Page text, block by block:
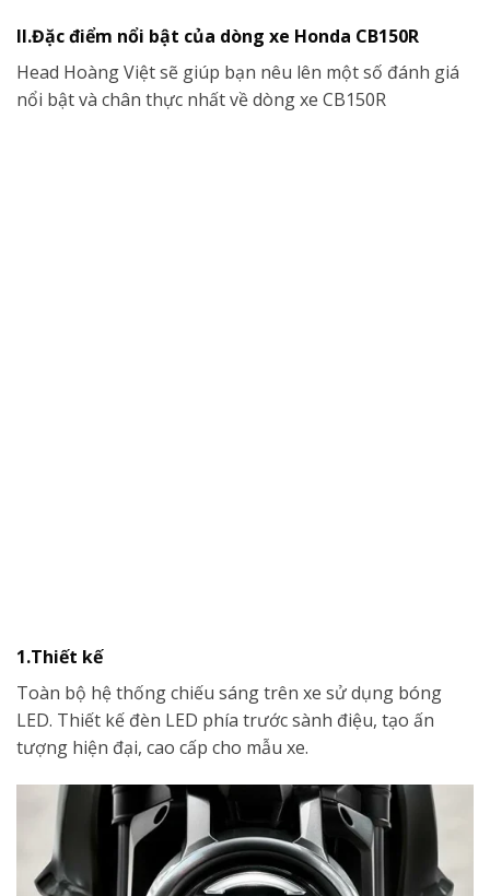
II.Đặc điểm nổi bật của dòng xe Honda CB150R
Head Hoàng Việt sẽ giúp bạn nêu lên một số đánh giá
nổi bật và chân thực nhất về dòng xe CB150R
1.Thiết kế
Toàn bộ hệ thống chiếu sáng trên xe sử dụng bóng
LED. Thiết kế đèn LED phía trước sành điệu, tạo ấn
tượng hiện đại, cao cấp cho mẫu xe.